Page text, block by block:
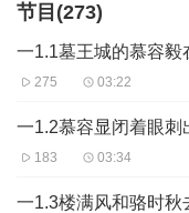
节目(273)
一1.1墓王城的慕容毅
275 03:22
183 03:34
一1.3楼满风和骆时秋